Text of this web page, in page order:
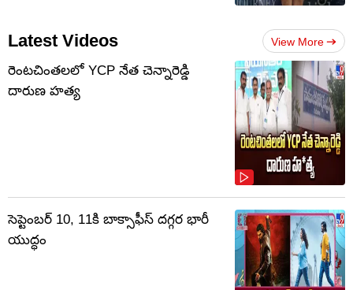
Latest Videos View More
రెంటచింతలలో YCP నేత చెన్నారెడ్డి
దారుణ హత్య
సెప్టెంబర్‌ 10, 11కి బాక్సాఫీస్ దగ్గర భారీ
యుద్ధం